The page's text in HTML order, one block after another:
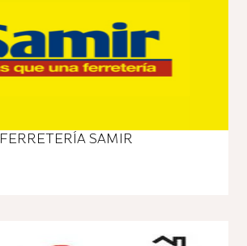
FERRETERÍA SAMIR